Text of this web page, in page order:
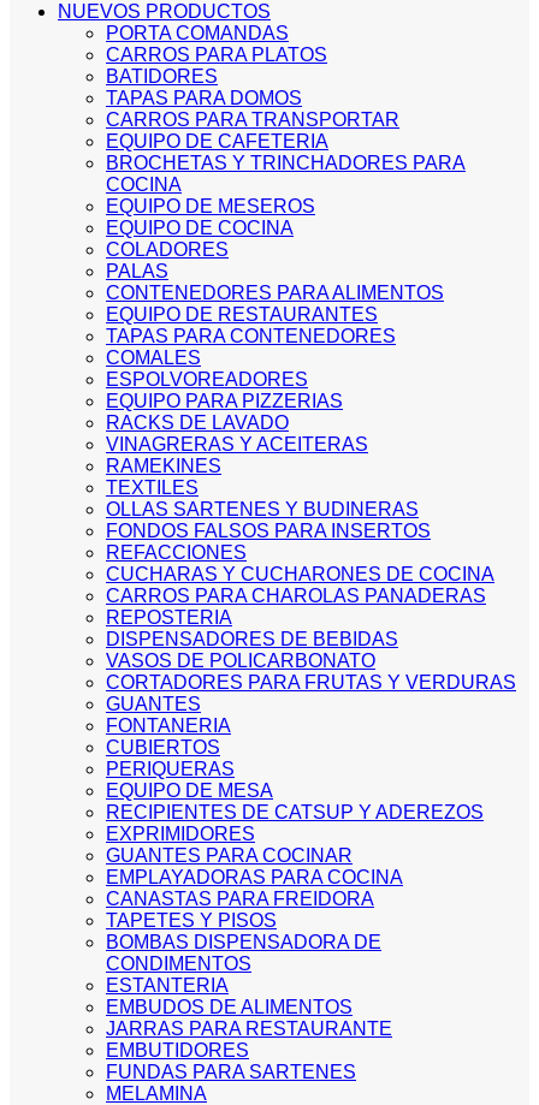
NUEVOS PRODUCTOS
PORTA COMANDAS
CARROS PARA PLATOS
BATIDORES
TAPAS PARA DOMOS
CARROS PARA TRANSPORTAR
EQUIPO DE CAFETERIA
BROCHETAS Y TRINCHADORES PARA
COCINA
EQUIPO DE MESEROS
EQUIPO DE COCINA
COLADORES
PALAS
CONTENEDORES PARA ALIMENTOS
EQUIPO DE RESTAURANTES
TAPAS PARA CONTENEDORES
COMALES
ESPOLVOREADORES
EQUIPO PARA PIZZERIAS
RACKS DE LAVADO
VINAGRERAS Y ACEITERAS
RAMEKINES
TEXTILES
OLLAS SARTENES Y BUDINERAS
FONDOS FALSOS PARA INSERTOS
REFACCIONES
CUCHARAS Y CUCHARONES DE COCINA
CARROS PARA CHAROLAS PANADERAS
REPOSTERIA
DISPENSADORES DE BEBIDAS
VASOS DE POLICARBONATO
CORTADORES PARA FRUTAS Y VERDURAS
GUANTES
FONTANERIA
CUBIERTOS
PERIQUERAS
EQUIPO DE MESA
RECIPIENTES DE CATSUP Y ADEREZOS
EXPRIMIDORES
GUANTES PARA COCINAR
EMPLAYADORAS PARA COCINA
CANASTAS PARA FREIDORA
TAPETES Y PISOS
BOMBAS DISPENSADORA DE
CONDIMENTOS
ESTANTERIA
EMBUDOS DE ALIMENTOS
JARRAS PARA RESTAURANTE
EMBUTIDORES
FUNDAS PARA SARTENES
MELAMINA